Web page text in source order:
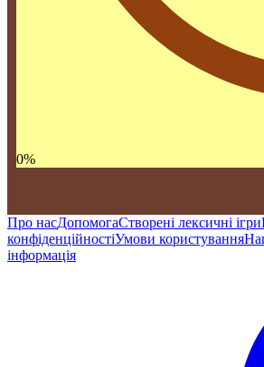
0%
Про насДопомогаСтворені лексичні ігри
конфіденційностіУмови користування
інформація